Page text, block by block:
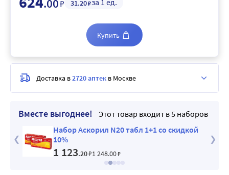
Вместе выгоднее!
Этот товар входит в 5 наборов
Набор Аскорил N20 табл 1+1 со скидкой
10%
1 123.20₽1 248.00₽
.00₽ 31.20₽
Купить
Доставка в2720 аптек в Москве